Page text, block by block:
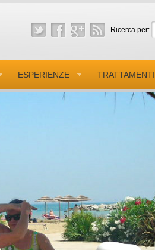
Ricerca per:
ESPERIENZE TRATTAMENTI